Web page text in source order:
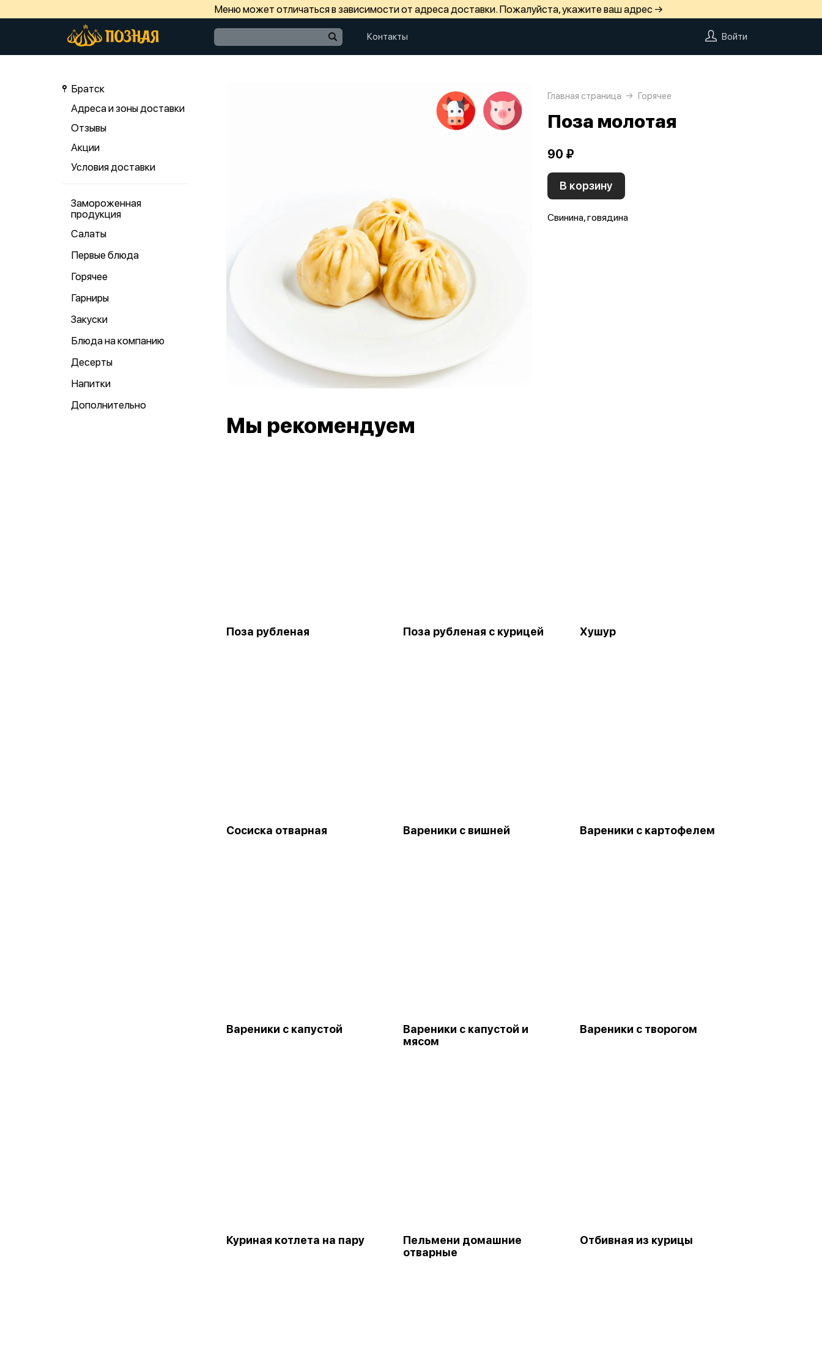
Меню может отличаться в зависимости от адреса доставки. Пожалуйста, укажите ваш адрес →
Контакты Войти
Братск
Адреса и зоны доставки
Отзывы
Акции
Условия доставки
Замороженная
продукция
Салаты
Первые блюда
Горячее
Гарниры
Закуски
Блюда на компанию
Десерты
Напитки
Дополнительно
Главная страница Горячее
Поза молотая
90 ₽
В корзину
Свинина, говядина
Мы рекомендуем
Поза рубленая Поза рубленая с курицей Хушур
Сосиска отварная Вареники с вишней Вареники с картофелем
Вареники с капустой
Вареники с капустой и
мясом
Вареники с творогом
Куриная котлета на пару
Пельмени домашние
отварные
Отбивная из курицы